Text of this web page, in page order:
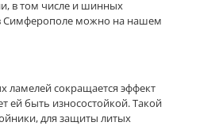
в том числе и шинных
Симферополе можно на нашем
ламелей сокращается эффект
ей быть износостойкой. Такой
для защиты литых